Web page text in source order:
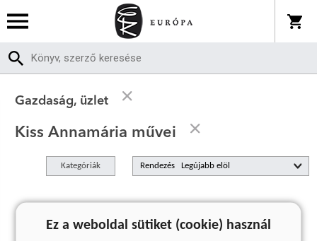
Gazdaság, üzlet
Kiss Annamária művei
Kategóriák Rendezés
A keresett kifejezésre nincs találat
Ez a weboldal sütiket (cookie) használ